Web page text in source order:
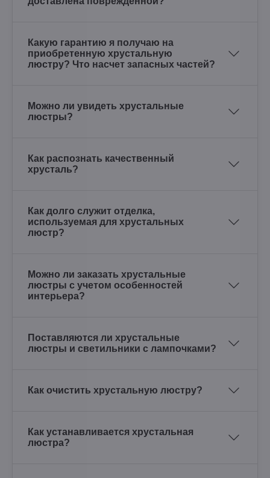
Какую гарантию я получаю на
приобретенную хрустальную
люстру? Что насчет запасных частей?
Можно ли увидеть хрустальные
люстры?
Как распознать качественный
хрусталь?
Как долго служит отделка,
используемая для хрустальных
люстр?
Можно ли заказать хрустальные
люстры с учетом особенностей
интерьера?
Поставляются ли хрустальные
люстры и светильники с лампочками?
Как очистить хрустальную люстру?
Как устанавливается хрустальная
люстра?